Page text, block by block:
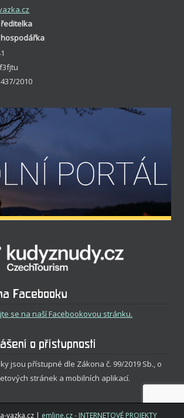
ředitelka
hospodářka
2010
Facebooku
se na naší Facebookovou stránku.
o přístupnosti
jsou přístupné dle Zákona č. 99/2019 Sb., o
stránek a mobilních aplikací.
vazka.cz | emline.cz - INTERNETOVÉ PROJEKTY